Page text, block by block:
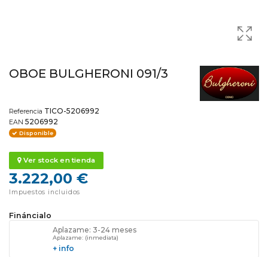
OBOE BULGHERONI 091/3
Referencia TICO-5206992
EAN 5206992
Disponible
Ver stock en tienda
3.222,00 €
Impuestos incluidos
Fináncialo
Aplazame: 3-24 meses
Aplazame: (inmediata)
+ info